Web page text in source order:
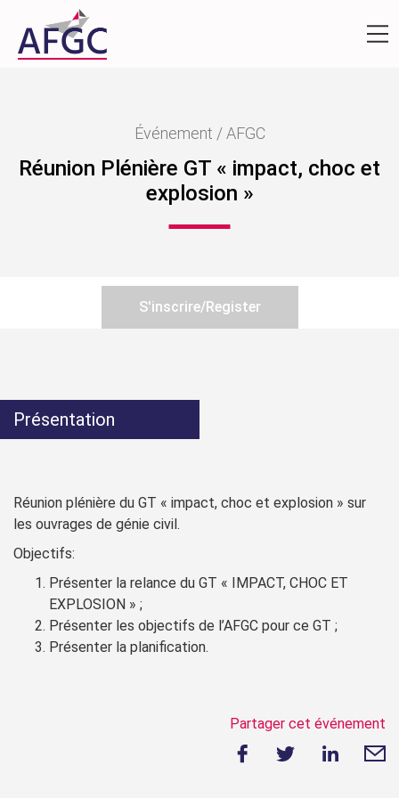
Événement / AFGC
Réunion Plénière GT « impact, choc et
explosion »
S'inscrire/Register
Présentation
Réunion plénière du GT « impact, choc et explosion » sur
les ouvrages de génie civil.
Objectifs:
Présenter la relance du GT « IMPACT, CHOC ET
EXPLOSION » ;
Présenter les objectifs de l’AFGC pour ce GT ;
Présenter la planification.
Partager cet événement